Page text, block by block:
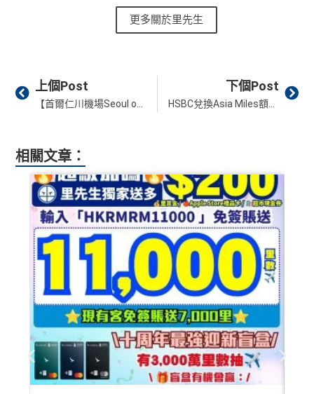
更多關於里先生
Prev
上個Post 下個Post
HSBC兌換Asia Miles額外10% bonus！現時AM/ Avios / KrisFlyer免手續費！AM即時可以收到Asia Miles里數！
相關文章：